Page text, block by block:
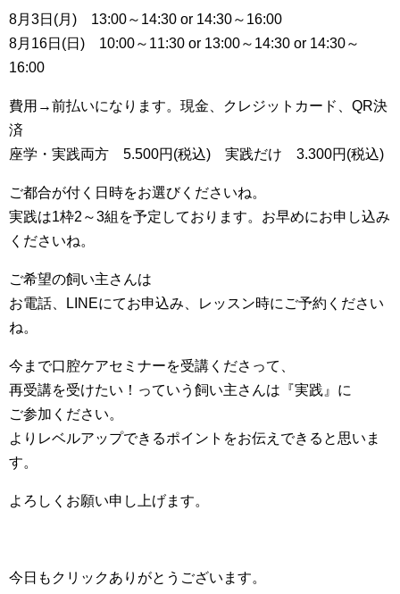
8月3日(月) 13:00～14:30 or 14:30～16:00
8月16日(日) 10:00～11:30 or 13:00～14:30 or 14:30～
16:00
費用→前払いになります。現金、クレジットカード、QR決
済
座学・実践両方 5.500円(税込) 実践だけ 3.300円(税込)
ご都合が付く日時をお選びくださいね。
実践は1枠2～3組を予定しております。お早めにお申し込み
くださいね。
ご希望の飼い主さんは
お電話、LINEにてお申込み、レッスン時にご予約ください
ね。
今まで口腔ケアセミナーを受講くださって、
再受講を受けたい！っていう飼い主さんは『実践』に
ご参加ください。
よりレベルアップできるポイントをお伝えできると思いま
す。
よろしくお願い申し上げます。
今日もクリックありがとうございます。